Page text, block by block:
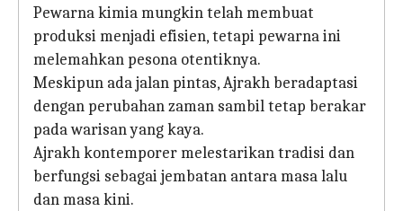
Pewarna kimia mungkin telah membuat
produksi menjadi efisien, tetapi pewarna ini
melemahkan pesona otentiknya.
Meskipun ada jalan pintas, Ajrakh beradaptasi
dengan perubahan zaman sambil tetap berakar
pada warisan yang kaya.
Ajrakh kontemporer melestarikan tradisi dan
berfungsi sebagai jembatan antara masa lalu
dan masa kini.